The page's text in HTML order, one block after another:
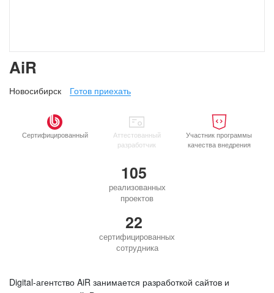
AiR
Новосибирск Готов приехать
Сертифицированный
Аттестованный
разработчик
Участник программы
качества внедрения
105
реализованных
проектов
22
сертифицированных
сотрудника
Digital-агентство AiR занимается разработкой сайтов и